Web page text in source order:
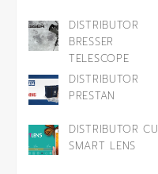
DISTRIBUTOR
BRESSER
TELESCOPE
DISTRIBUTOR
PRESTAN
DISTRIBUTOR CU
SMART LENS